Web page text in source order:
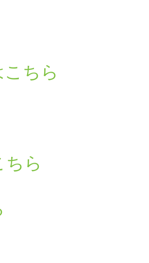
ちら
ら